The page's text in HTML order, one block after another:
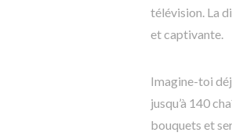
télévision. La
et captivante.
Imagine-toi
jusqu’à 140
bouquets et